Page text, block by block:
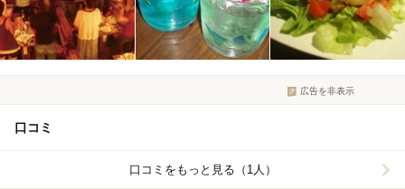
広告を非表示
口コミ
口コミをもっと見る（1人）